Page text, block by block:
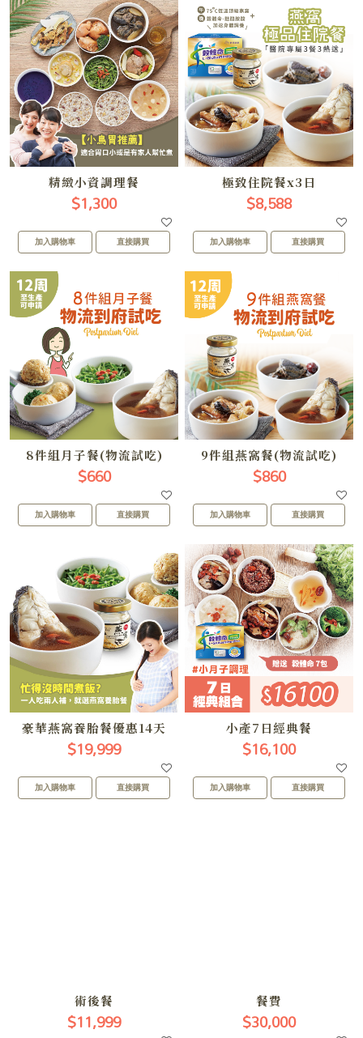
精緻小資調理餐
$1,300
加入購物車 直接購買
極致住院餐x3日
$8,588
加入購物車 直接購買
8件組月子餐(物流試吃)
$660
加入購物車 直接購買
9件組燕窩餐(物流試吃)
$860
加入購物車 直接購買
豪華燕窩養胎餐優惠14天
$19,999
加入購物車 直接購買
小產7日經典餐
$16,100
加入購物車 直接購買
術後餐
$11,999
餐費
$30,000